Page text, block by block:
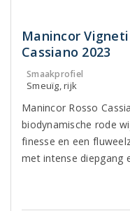
Manincor
Cassiano 2023
Smaakprofiel
Smeuïg, rijk
Manincor Rosso
biodynamische rode
finesse en een
met intense diepgang